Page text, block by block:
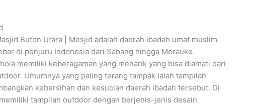
Buton Utara | Mesjid adalah daerah ibadah umat muslim
di penjuru Indonesia dari Sabang hingga Merauke.
memiliki keberagaman yang menarik yang bisa diamati dari
Umumnya yang paling terang tampak ialah tampilan
kebersihan dan kesucian daerah ibadah tersebut. Di
tampilan outdoor dengan berjenis-jenis desain